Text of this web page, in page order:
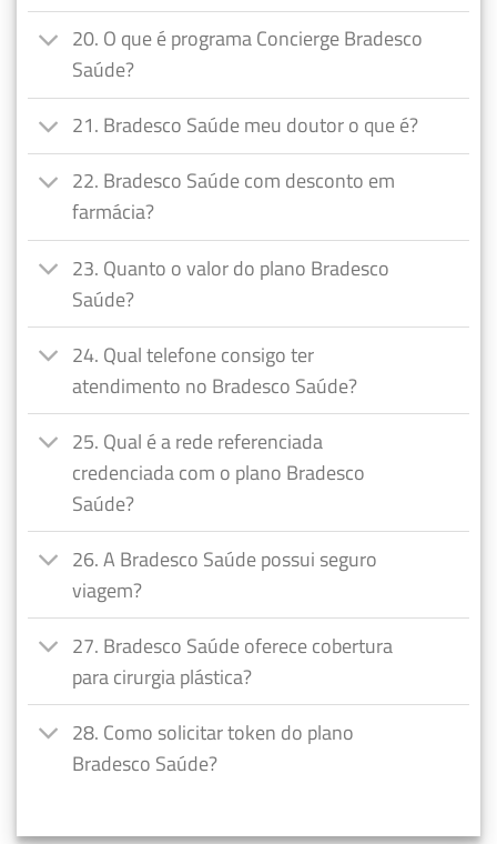
20. O que é programa Concierge Bradesco
Saúde?
21. Bradesco Saúde meu doutor o que é?
22. Bradesco Saúde com desconto em
farmácia?
23. Quanto o valor do plano Bradesco
Saúde?
24. Qual telefone consigo ter
atendimento no Bradesco Saúde?
25. Qual é a rede referenciada
credenciada com o plano Bradesco
Saúde?
26. A Bradesco Saúde possui seguro
viagem?
27. Bradesco Saúde oferece cobertura
para cirurgia plástica?
28. Como solicitar token do plano
Bradesco Saúde?